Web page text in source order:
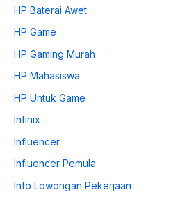
HP Baterai Awet
HP Game
HP Gaming Murah
HP Mahasiswa
HP Untuk Game
Infinix
Influencer
Influencer Pemula
Info Lowongan Pekerjaan